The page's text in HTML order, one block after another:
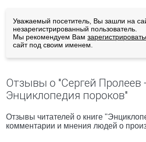
Уважаемый посетитель, Вы зашли на
незарегистрированный пользователь.
Мы рекомендуем Вам
сайт под своим именем.
Отзывы о "Сергей Пролеев -
Энциклопедия пороков"
Отзывы читателей о книге
комментарии и мнения людей о